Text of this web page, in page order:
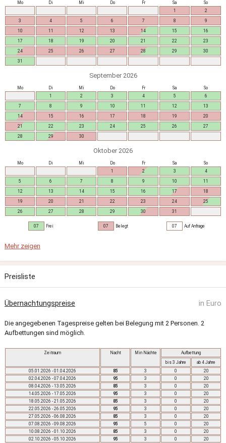
Mo Di Mi Do Fr Sa
So
1
2
3
4 5 6 7 8
9
10
11 12 13 14 15
16
17
18 19 20 21 22
23
24
25 26 27 28 29
30
31
September 2026
Mo Di Mi Do Fr Sa
So
1
2 3 4 5
6
7
8 9 10 11 12
13
14
15 16 17 18 19
20
21
22 23 24 25 26
27
28
29 30
Oktober 2026
Mo Di Mi Do Fr Sa
So
1
2 3
4
5
6 7 8 9 10
11
12
13 14 15 16 17
18
19
20 21 22 23 24
25
26
27 28 29 30 31
07 Frei 07 Belegt 07 Auf Anfrage
Mehr zeigen
Preisliste
Übernachtungspreise in Euro
Die angegebenen Tagespreise gelten bei Belegung mit 2 Personen. 2
Aufbettungen sind möglich.
Zeitraum Nacht MinNächte
Aufbettung
bis 3 Jahre
ab 4 Jahre
05.01.2026 - 01.04.2026
85 3 0
20
02.04.2026 - 07.04.2026
95 3 0
20
08.04.2026 - 13.05.2026
85 3 0
20
14.05.2026 - 17.05.2026
95 3 0
20
18.05.2026 - 21.05.2026
85 3 0
20
22.05.2026 - 26.05.2026
95 3 0
20
27.05.2026 - 06.08.2026
85 3 0
20
07.08.2026 - 09.08.2026
95 5 0
20
10.08.2026 - 01.10.2026
85 3 0
20
02.10.2026 - 05.10.2026
95 3 0
20